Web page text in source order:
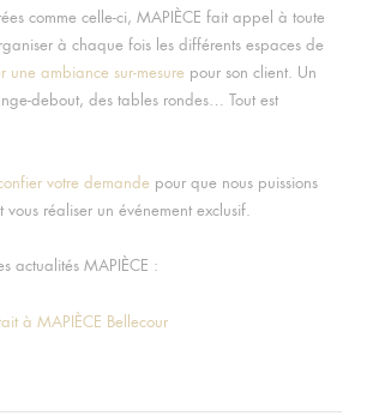
comme celle-ci, MAPIÈCE fait appel à toute
à chaque fois les différents espaces de
une ambiance sur-mesure pour son client. Un
debout, des tables rondes… Tout est
votre demande pour que nous puissions
vous réaliser un événement exclusif.
actualités MAPIÈCE :
à MAPIÈCE Bellecour